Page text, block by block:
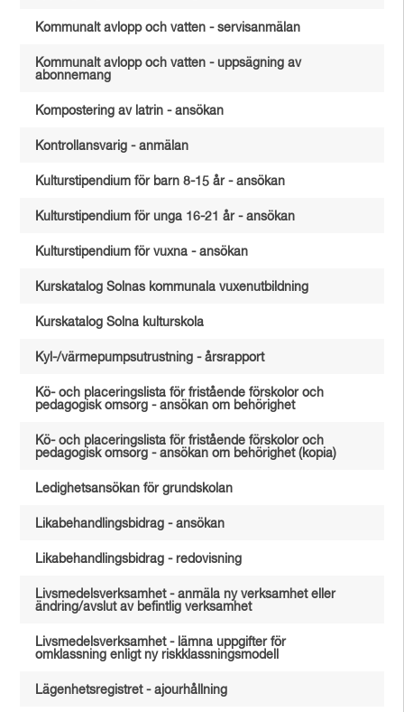
Kommunalt avlopp och vatten - servisanmälan
Kommunalt avlopp och vatten - uppsägning av
abonnemang
Kompostering av latrin - ansökan
Kontrollansvarig - anmälan
Kulturstipendium för barn 8-15 år - ansökan
Kulturstipendium för unga 16-21 år - ansökan
Kulturstipendium för vuxna - ansökan
Kurskatalog Solnas kommunala vuxenutbildning
Kurskatalog Solna kulturskola
Kyl-/värmepumpsutrustning - årsrapport
Kö- och placeringslista för fristående förskolor och
pedagogisk omsorg - ansökan om behörighet
Kö- och placeringslista för fristående förskolor och
pedagogisk omsorg - ansökan om behörighet (kopia)
Ledighetsansökan för grundskolan
Likabehandlingsbidrag - ansökan
Likabehandlingsbidrag - redovisning
Livsmedelsverksamhet - anmäla ny verksamhet eller
ändring/avslut av befintlig verksamhet
Livsmedelsverksamhet - lämna uppgifter för
omklassning enligt ny riskklassningsmodell
Lägenhetsregistret - ajourhållning